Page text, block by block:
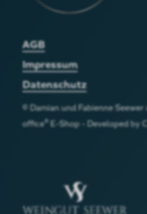
AGB
Impressum
Datenschutz
© Damian und Fabienne Seewer
office®E-Shop - Developed by